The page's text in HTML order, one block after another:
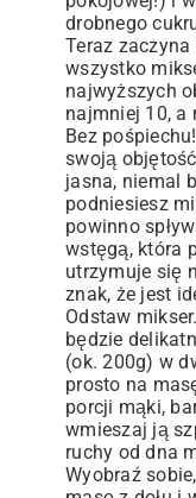
drobnego
Teraz
wszystko
najwyższych
najmniej 10, a
Bez
swoją
jasna, niemal
podniesiesz
powinno
wstęgą, która
utrzymuje się
znak, że jest
Odstaw
będzie
(ok. 200g) w
prosto na
porcji mąki,
wmieszaj ją
ruchy od dna
Wyobraź